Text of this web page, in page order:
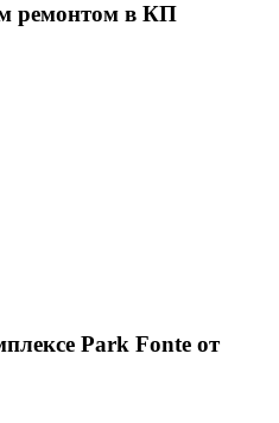
ремонтом в КП
Park Fonte от